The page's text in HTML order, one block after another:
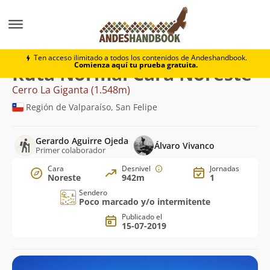
Ten acceso ilimitado a todos los contenidos de Andeshandbook.
Comienza aquí tu prueba gratuita.
Cerro La Giganta Normal Cara Noreste
Ruta Normal Cara Noreste
Cerro La Giganta (1.548m)
Región de Valparaíso, San Felipe
Gerardo Aguirre Ojeda
Primer colaborador Álvaro Vivanco
Cara
Noreste
Desnivel
942m
Jornadas
1
Sendero
Poco marcado y/o intermitente
Publicado el
15-07-2019